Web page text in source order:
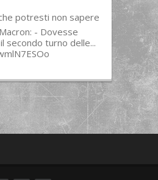
potresti non sapere
- Dovesse
secondo turno delle...